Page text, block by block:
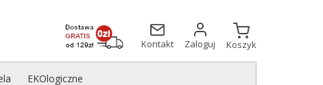
Kontakt
Zaloguj Koszyk
EKOlogiczne